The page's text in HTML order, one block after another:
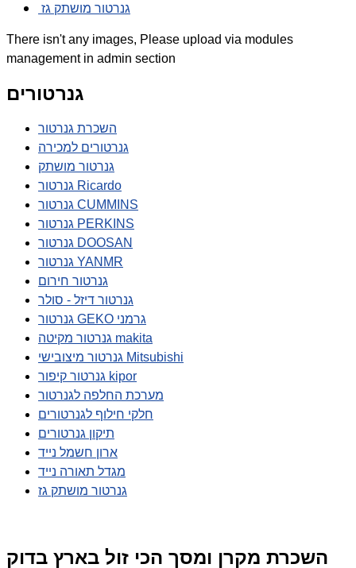
גנרטור מושתק גז
There isn't any images, Please upload via modules
management in admin section
גנרטורים
השכרת גנרטור
גנרטורים למכירה
גנרטור מושתק
גנרטור Ricardo
גנרטור CUMMINS
גנרטור PERKINS
גנרטור DOOSAN
גנרטור YANMR
גנרטור חירום
גנרטור דיזל - סולר
גנרטור GEKO גרמני
גנרטור מקיטה makita
גנרטור מיצובישי Mitsubishi
גנרטור קיפור kipor
מערכת החלפה לגנרטור
חלקי חילוף לגנרטורים
תיקון גנרטורים
ארון חשמל נייד
מגדל תאורה נייד
גנרטור מושתק גז
השכרת מקרן ומסך הכי זול בארץ בדוק